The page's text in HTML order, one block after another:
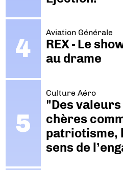
Aviation Générale
REX - Le
au drame
Culture Aéro
"Des
chères
patriotisme,
sens de